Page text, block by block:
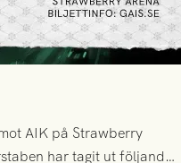
AIK på Strawberry
har tagit ut följande